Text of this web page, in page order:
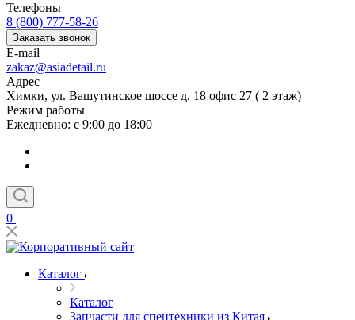
Телефоны
8 (800) 777-58-26
Заказать звонок
E-mail
zakaz@asiadetail.ru
Адрес
Химки, ул. Вашутинское шоссе д. 18 офис 27 ( 2 этаж)
Режим работы
Ежедневно: с 9:00 до 18:00
0
Каталог
Каталог
Запчасти для спецтехники из Китая